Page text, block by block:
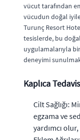
vücut tarafından
vücudun doğal
Turunç Resort
tesislerde, bu
uygulamalarıyla
deneyimi
Kaplıca
Cilt Sağlığı:
egzama ve
yardımcı